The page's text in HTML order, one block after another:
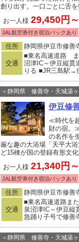
創り出す。一口ごとに舌
お一人様 29,450円～
JAL航空券付き宿泊パックあり
住所 静岡県伊豆市修善
交通
■東名高速道路
沼津IC～伊豆縦
りる ■JR三島駅→
＜静岡県 修善寺・天城湯
伊豆修
≪時代を
財の宿。
の名作を
厳な趣の大浴場「天平大
ど15棟が国の登録有形文化
お一人様 21,340円～
JAL航空券付き宿泊パックあり
住所 静岡県伊豆市修善
交通
■東名高速道路ま
泉沼津IC～伊豆縦
急踊り子号で修善
＜静岡県 修善寺・天城湯